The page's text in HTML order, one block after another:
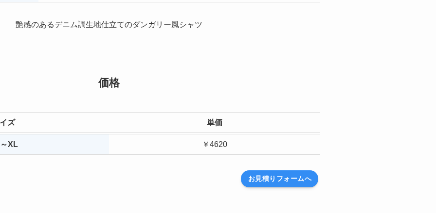
艶感のあるデニム調生地仕立てのダンガリー風シャツ
価格
ズ 単価
XL ￥4620
お見積りフォームへ